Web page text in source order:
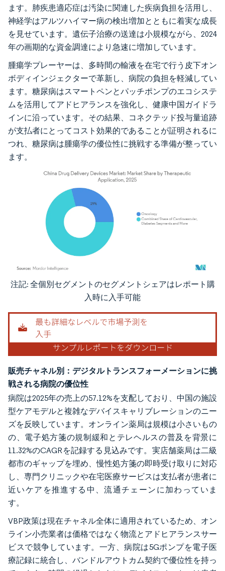
ます。肺疾患適応症は汚染に関連した疾病負担を活用し、
神経学はアルツハイマー病の検出増加とともに着実な成長
を見せています。遺伝子治療の送達は小規模ながら、2024
年の画期的な資金調達により急速に増加しています。
腫瘍学プレーヤーは、多時間の輸液を在宅で行う皮下オン
ボディインジェクターで革新し、病院の負担を軽減してい
ます。糖尿病はスマートペンとパッチポンプのエコシステ
ムを活用してアドヒアランスを強化し、健康中国ガイドラ
インに沿っています。その結果、コネクテッド投与量追跡
が支払者にとってコスト効果的であることが証明されるに
つれ、糖尿病は腫瘍学の優位性に挑戦する準備が整ってい
ます。
画像 © Mordor Intelligence。再利用にはCC BY 4.0の表示が必要です。
注記: 全個別セグメントのセグメントシェアはレポート購
入時に入手可能
販売チャネル別：デジタルトランスフォーメーションに挑
戦される病院の優位性
病院は2025年の売上の57.12%を支配しており、中国の施設
型ケアモデルと複雑なデバイスキャリブレーションのニー
ズを反映しています。オンライン薬局は規模は小さいもの
の、電子処方箋の規制緩和とテレヘルスの普及を背景に
11.32%のCAGRを記録する見込みです。実店舗薬局は二級
都市のギャップを埋め、慢性処方箋の即時受け取りに対応
し、専門クリニックや在宅医療サービスは支払者が患者に
近いケアを推進する中、流通チェーンに加わっていま
す。
VBP政策は現在チャネル全体に適用されているため、オン
ライン小売業者は価格ではなく物流とアドヒアランスサー
ビスで競争しています。一方、病院は5Gポンプを電子医
療記録に統合し、バンドルアウトカム契約で優位性を持っ